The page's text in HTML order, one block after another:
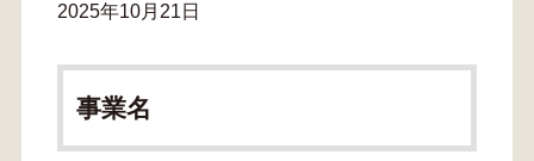
2025年10月21日
事業名